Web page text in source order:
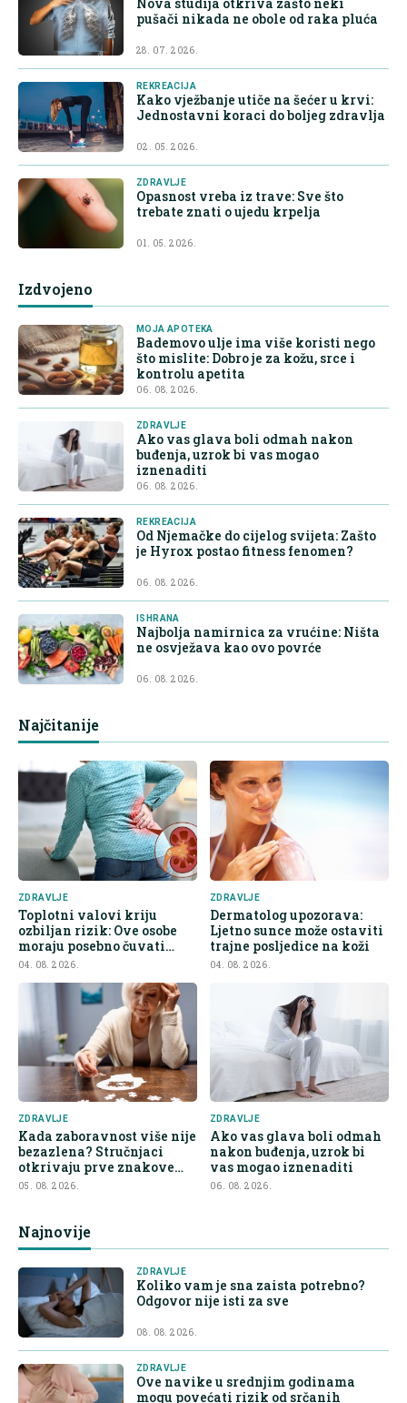
pušači nikada ne obole od raka pluća
28. 07. 2026.
REKREACIJA
Kako vježbanje utiče na šećer u krvi:
Jednostavni koraci do boljeg zdravlja
02. 05. 2026.
ZDRAVLJE
Opasnost vreba iz trave: Sve što
trebate znati o ujedu krpelja
01. 05. 2026.
Izdvojeno
MOJA APOTEKA
Bademovo ulje ima više koristi nego
što mislite: Dobro je za kožu, srce i
kontrolu apetita
06. 08. 2026.
ZDRAVLJE
Ako vas glava boli odmah nakon
buđenja, uzrok bi vas mogao
iznenaditi
06. 08. 2026.
REKREACIJA
Od Njemačke do cijelog svijeta: Zašto
je Hyrox postao fitness fenomen?
06. 08. 2026.
ISHRANA
Najbolja namirnica za vrućine: Ništa
ne osvježava kao ovo povrće
06. 08. 2026.
Najčitanije
ZDRAVLJE
Toplotni valovi kriju
ozbiljan rizik: Ove osobe
moraju posebno čuvati
bubrege
04. 08. 2026.
ZDRAVLJE
Dermatolog upozorava:
Ljetno sunce može ostaviti
trajne posljedice na koži
04. 08. 2026.
ZDRAVLJE
Kada zaboravnost više nije
bezazlena? Stručnjaci
otkrivaju prve znakove
demencije
05. 08. 2026.
ZDRAVLJE
Ako vas glava boli odmah
nakon buđenja, uzrok bi
vas mogao iznenaditi
06. 08. 2026.
Najnovije
ZDRAVLJE
Koliko vam je sna zaista potrebno?
Odgovor nije isti za sve
08. 08. 2026.
ZDRAVLJE
Ove navike u srednjim godinama
mogu povećati rizik od srčanih